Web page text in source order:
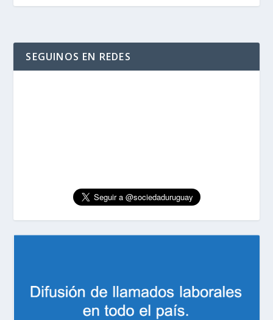
SEGUINOS EN REDES